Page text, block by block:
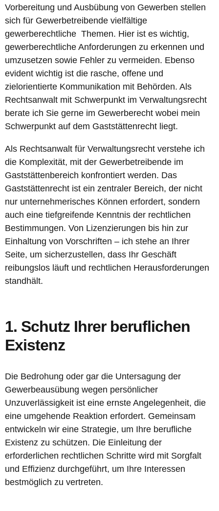
Vorbereitung und Ausbübung von Gewerben stellen
sich für Gewerbetreibende vielfältige
gewerberechtliche Themen. Hier ist es wichtig,
gewerberechtliche Anforderungen zu erkennen und
umzusetzen sowie Fehler zu vermeiden. Ebenso
evident wichtig ist die rasche, offene und
zielorientierte Kommunikation mit Behörden. Als
Rechtsanwalt mit Schwerpunkt im Verwaltungsrecht
berate ich Sie gerne im Gewerberecht wobei mein
Schwerpunkt auf dem Gaststättenrecht liegt.
Als Rechtsanwalt für Verwaltungsrecht verstehe ich
die Komplexität, mit der Gewerbetreibende im
Gaststättenbereich konfrontiert werden. Das
Gaststättenrecht ist ein zentraler Bereich, der nicht
nur unternehmerisches Können erfordert, sondern
auch eine tiefgreifende Kenntnis der rechtlichen
Bestimmungen. Von Lizenzierungen bis hin zur
Einhaltung von Vorschriften – ich stehe an Ihrer
Seite, um sicherzustellen, dass Ihr Geschäft
reibungslos läuft und rechtlichen Herausforderungen
standhält.
1. Schutz Ihrer beruflichen
Existenz
Die Bedrohung oder gar die Untersagung der
Gewerbeausübung wegen persönlicher
Unzuverlässigkeit ist eine ernste Angelegenheit, die
eine umgehende Reaktion erfordert. Gemeinsam
entwickeln wir eine Strategie, um Ihre berufliche
Existenz zu schützen. Die Einleitung der
erforderlichen rechtlichen Schritte wird mit Sorgfalt
und Effizienz durchgeführt, um Ihre Interessen
bestmöglich zu vertreten.